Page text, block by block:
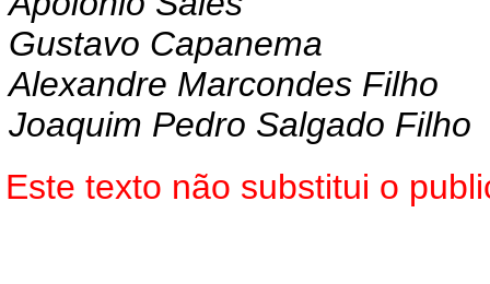
Gustavo Capanema
Alexandre Marcondes Filho
Joaquim Pedro Salgado Filho
Este texto não substitui o